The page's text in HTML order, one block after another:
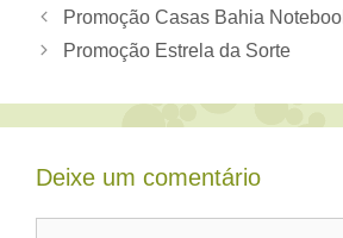
Promoção Casas Bahia
Promoção Estrela da Sorte
Deixe um comentário